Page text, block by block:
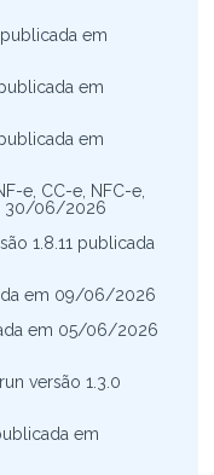
em
em
em
e, CC-e, NFC-e,
30/06/2026
1.8.11 publicada
em 09/06/2026
em 05/06/2026
versão 1.3.0
em